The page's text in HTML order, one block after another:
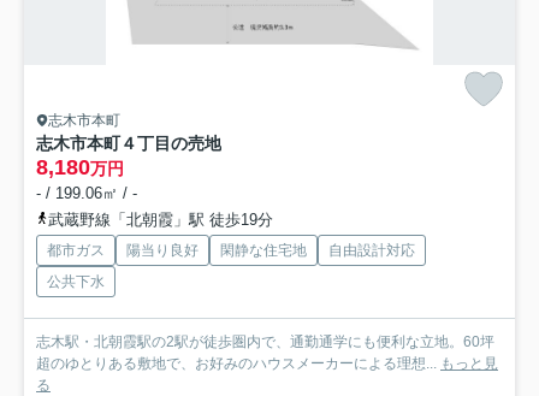
志木市本町
志木市本町４丁目の売地
8,180万円
- / 199.06㎡ / -
武蔵野線「北朝霞」駅 徒歩19分
都市ガス 陽当り良好 閑静な住宅地
自由設計対応
公共下水
志木駅・北朝霞駅の2駅が徒歩圏内で、通勤通学にも便利な立地。60坪
超のゆとりある敷地で、お好みのハウスメーカーによる理想... もっと見
る